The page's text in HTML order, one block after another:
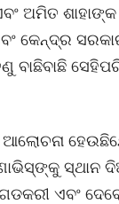
ଅମିତ
କେନ୍ଦ୍ର
ବାଛିବାଛି
ସ୍ଥାନ
ଏବଂ